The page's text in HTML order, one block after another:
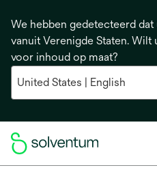
We hebben gedetecteerd
vanuit Verenigde Staten. Wilt
voor inhoud op maat?